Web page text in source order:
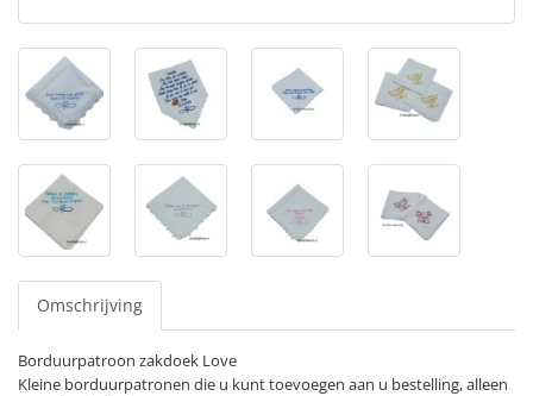
Omschrijving
Borduurpatroon zakdoek Love
Kleine borduurpatronen die u kunt toevoegen aan u bestelling, alleen